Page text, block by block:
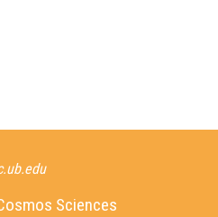
Sciences